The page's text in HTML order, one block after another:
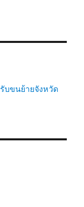
รับขนย้ายจังหวัด